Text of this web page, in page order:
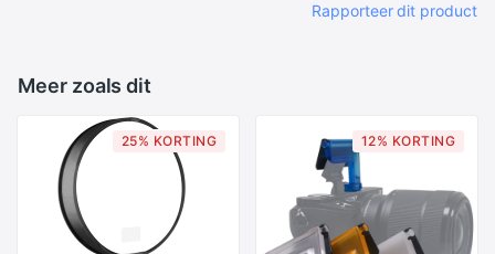
Rapporteer dit product
Meer zoals dit
25% KORTING 12% KORTING